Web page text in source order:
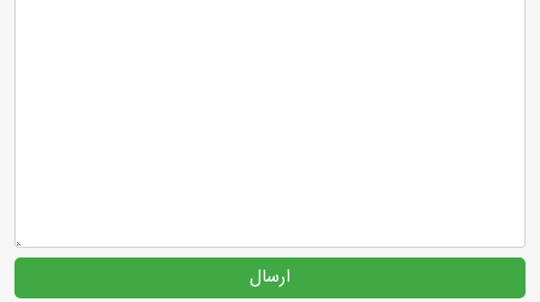
ارسال